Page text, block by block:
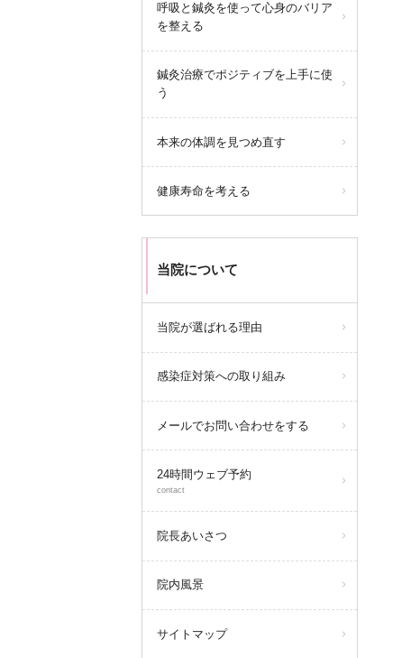
呼吸と鍼灸を使って心身のバリア
を整える
鍼灸治療でポジティブを上手に使
う
本来の体調を見つめ直す
健康寿命を考える
当院について
当院が選ばれる理由
感染症対策への取り組み
メールでお問い合わせをする
24時間ウェブ予約
contact
院長あいさつ
院内風景
サイトマップ